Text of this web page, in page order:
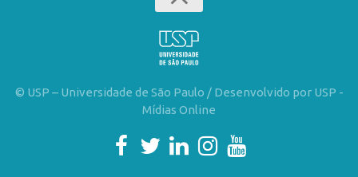
Bolsa Startup USP
© USP – Universidade de São Paulo / Desenvolvido por USP -
Mídias Online